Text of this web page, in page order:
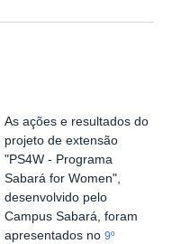
Exibir carrossel de imagens
As ações e resultados do
projeto de extensão
"PS4W - Programa
Sabará for Women",
desenvolvido pelo
Campus Sabará, foram
apresentados no9º